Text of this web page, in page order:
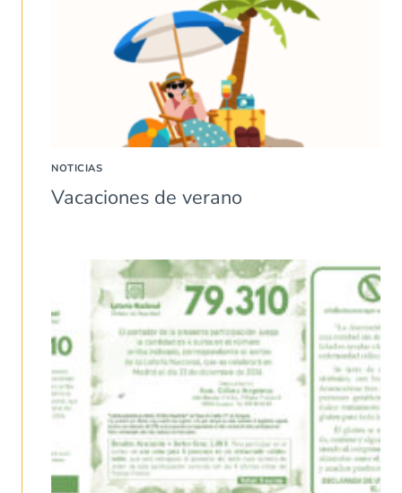
NOTICIAS
Vacaciones de verano